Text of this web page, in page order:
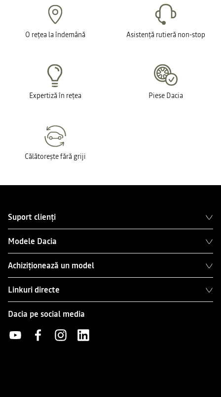
O rețea la îndemână Asistență rutieră non-stop
Expertiză în rețea Piese Dacia
Călătorește fără griji
Suport clienți
Modele Dacia
Achiziționează un model
Linkuri directe
Dacia pe social media